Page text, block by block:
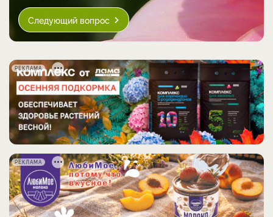
Следующий вопрос
РЕКЛАМА
РЕКЛАМА